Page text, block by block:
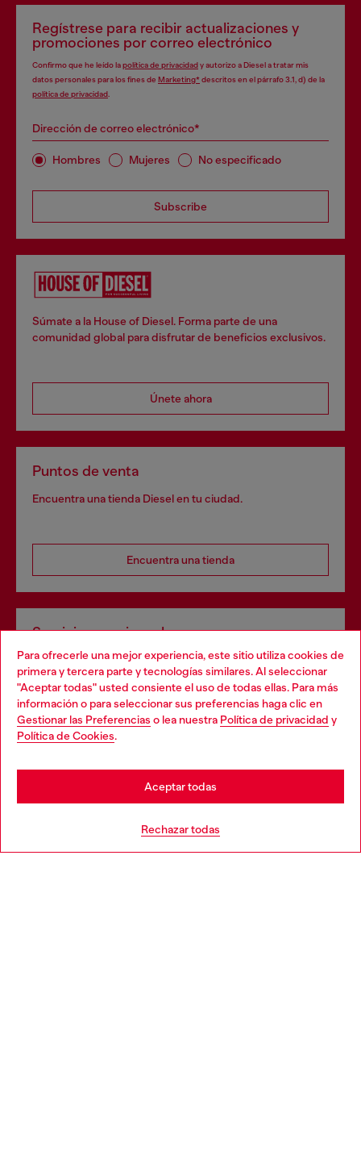
Para ofrecerle una mejor experiencia, este sitio utiliza cookies de
primera y tercera parte y tecnologías similares. Al seleccionar
"Aceptar todas" usted consiente el uso de todas ellas. Para más
información o para seleccionar sus preferencias haga clic en
Gestionar las Preferencias o lea nuestra Política de privacidad y
Política de Cookies.
Rechazar todas
Aceptar todas
Regístrese para recibir actualizaciones y
promociones por correo electrónico
Confirmo que he leído lapolítica de privacidady autorizo a Diesel a tratar mis
datos personales para los fines de Marketing*descritos en el párrafo 3.1, d) de la
política de privacidad
Dirección de correo electrónico*
Hombres Mujeres No especificado
Subscribe
Súmate a la House of Diesel. Forma parte de una
comunidad global para disfrutar de beneficios exclusivos.
Únete ahora
Puntos de venta
Encuentra una tienda Diesel en tu ciudad.
Encuentra una tienda
Servicios omnicanal
Descubre todos nuestros servicios, tanto en línea como
en la tienda.
Choose your location
You are currently browsing España website, but it seems you
may be based in United States